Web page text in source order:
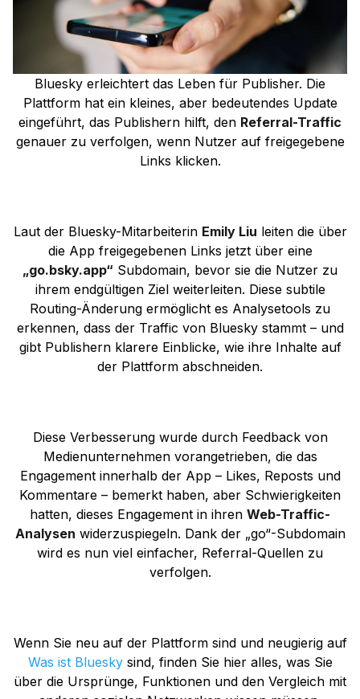
Bluesky erleichtert das Leben für Publisher. Die
Plattform hat ein kleines, aber bedeutendes Update
eingeführt, das Publishern hilft, den Referral-Traffic
genauer zu verfolgen, wenn Nutzer auf freigegebene
Links klicken.
Laut der Bluesky-Mitarbeiterin Emily Liu leiten die über
die App freigegebenen Links jetzt über eine
„go.bsky.app“ Subdomain, bevor sie die Nutzer zu
ihrem endgültigen Ziel weiterleiten. Diese subtile
Routing-Änderung ermöglicht es Analysetools zu
erkennen, dass der Traffic von Bluesky stammt – und
gibt Publishern klarere Einblicke, wie ihre Inhalte auf
der Plattform abschneiden.
Diese Verbesserung wurde durch Feedback von
Medienunternehmen vorangetrieben, die das
Engagement innerhalb der App – Likes, Reposts und
Kommentare – bemerkt haben, aber Schwierigkeiten
hatten, dieses Engagement in ihren Web-Traffic-
Analysen widerzuspiegeln. Dank der „go“-Subdomain
wird es nun viel einfacher, Referral-Quellen zu
verfolgen.
Wenn Sie neu auf der Plattform sind und neugierig auf
Was ist Blueskysind, finden Sie hier alles, was Sie
über die Ursprünge, Funktionen und den Vergleich mit